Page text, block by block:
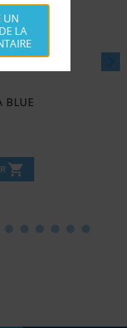
BLUE
shopping_cart
UN
LA